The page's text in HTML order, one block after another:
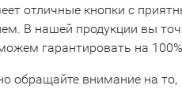
отличные кнопки с
В нашей продукции вы
гарантировать на
обращайте внимание на то,